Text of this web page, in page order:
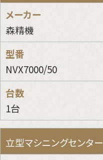
森精機
NVX7000/50
1台
立型マシニングセンター